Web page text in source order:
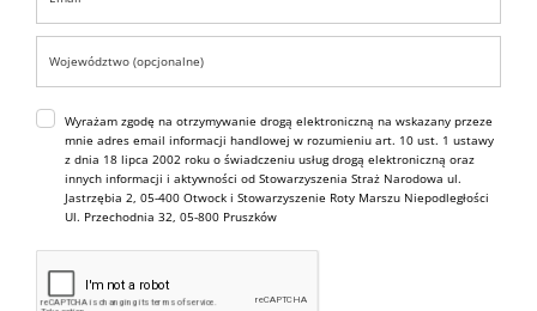
Wyrażam zgodę na otrzymywanie drogą elektroniczną na wskazany przeze
mnie adres email informacji handlowej w rozumieniu art. 10 ust. 1 ustawy
z dnia 18 lipca 2002 roku o świadczeniu usług drogą elektroniczną oraz
innych informacji i aktywności od Stowarzyszenia Straż Narodowa ul.
Jastrzębia 2, 05-400 Otwock i Stowarzyszenie Roty Marszu Niepodległości
Ul. Przechodnia 32, 05-800 Pruszków